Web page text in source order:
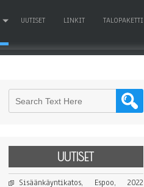
UUTISET LINKIT TALOPAKETTI
UUTISET
Sisäänkäyntikatos, Espoo, 2022